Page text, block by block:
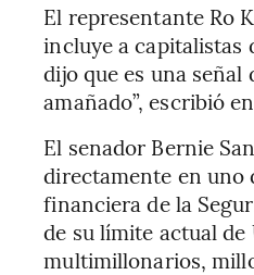
El representante Ro
incluye a capitalistas
dijo que es una señal
amañado”, escribió
El senador Bernie
directamente en uno
financiera de la
de su límite actual de
multimillonarios,